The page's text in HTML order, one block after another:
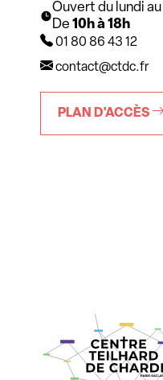
Ouvert du lundi
De 10h à 18h
01 80 86 43 12
contact@ctdc.fr
PLAN D'ACCÈS